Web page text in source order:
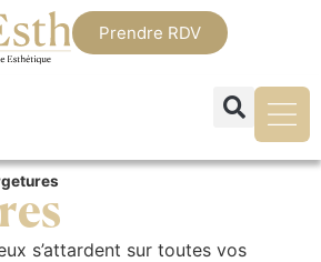
Prendre RDV
s’attardent sur toutes vos